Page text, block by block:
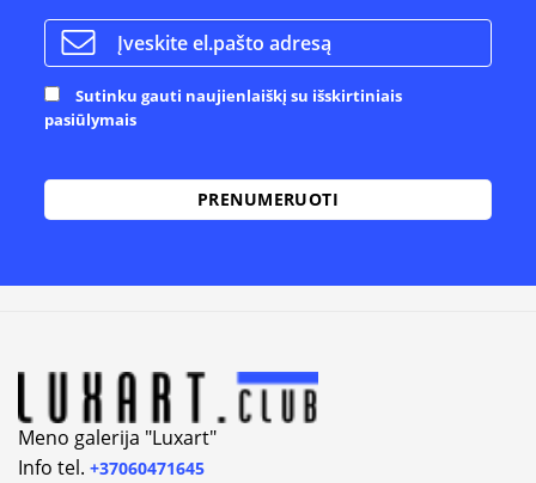
Sutinku gauti naujienlaiškį su išskirtiniais
pasiūlymais
Meno galerija "Luxart"
Info tel. +37060471645